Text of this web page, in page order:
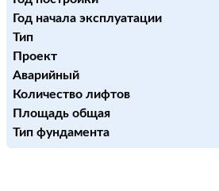
Год начала эксплуатации
Тип
Проект
Аварийный
Количество лифтов
Площадь общая
Тип фундамента